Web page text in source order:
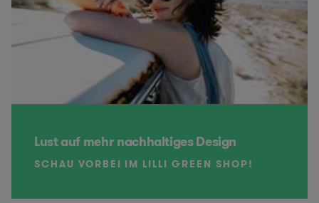
Lust auf mehr nachhaltiges Design
SCHAU VORBEI IM LILLI GREEN SHOP!